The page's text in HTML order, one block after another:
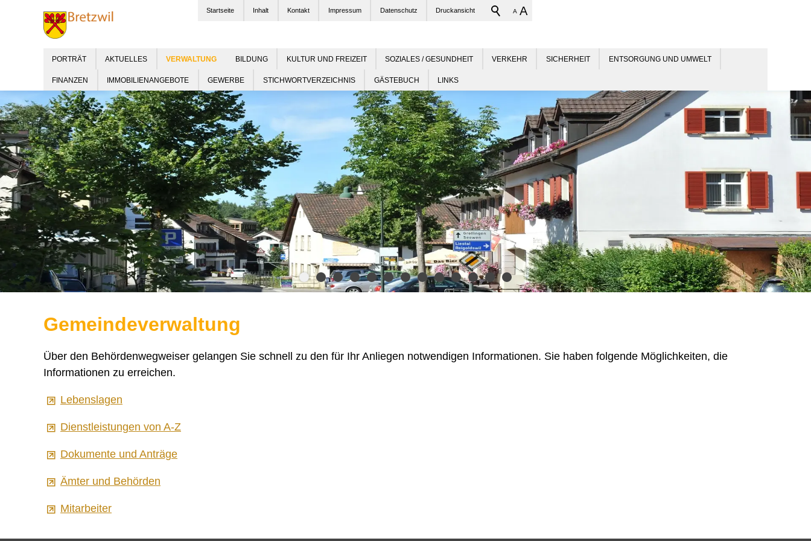
PORTRÄT AKTUELLES BILDUNG KULTUR UND FREIZEIT SOZIALES / GESUNDHEIT VERKEHR SICHERHEIT ENTSORGUNG UND UMWELT
FINANZEN IMMOBILIENANGEBOTE GEWERBE STICHWORTVERZEICHNIS GÄSTEBUCH LINKS
Startseite Inhalt Kontakt Impressum Datenschutz Druckansicht A A
Gemeindeverwaltung
Über den Behördenwegweiser gelangen Sie schnell zu den für Ihr Anliegen notwendigen Informationen. Sie haben folgende Möglichkeiten, die
Informationen zu erreichen.
Lebenslagen
Dienstleistungen von A-Z
Dokumente und Anträge
Ämter und Behörden
Mitarbeiter